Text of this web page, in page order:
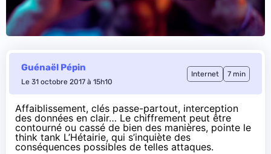
Guénaël Pépin
Le 31 octobre 2017 à 15h10
Internet 7 min
Affaiblissement, clés passe-partout, interception
des données en clair… Le chiffrement peut être
contourné ou cassé de bien des manières, pointe le
think tank L’Hétairie, qui s’inquiète des
conséquences possibles de telles attaques.